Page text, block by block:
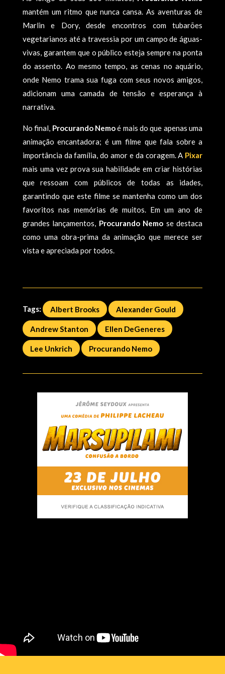
mantém um ritmo que nunca cansa. As aventuras de
Marlin e Dory, desde encontros com tubarões
vegetarianos até a travessia por um campo de águas-
vivas, garantem que o público esteja sempre na ponta
do assento. Ao mesmo tempo, as cenas no aquário,
onde Nemo trama sua fuga com seus novos amigos,
adicionam uma camada de tensão e esperança à
narrativa.
No final, Procurando Nemoé mais do que apenas uma
animação encantadora; é um filme que fala sobre a
importância da família, do amor e da coragem. A Pixar
mais uma vez prova sua habilidade em criar histórias
que ressoam com públicos de todas as idades,
garantindo que este filme se mantenha como um dos
favoritos nas memórias de muitos. Em um ano de
grandes lançamentos, Procurando Nemo se destaca
como uma obra-prima da animação que merece ser
vista e apreciada por todos.
Tags: Albert Brooks Alexander Gould
Andrew Stanton Ellen DeGeneres
Lee Unkrich Procurando Nemo